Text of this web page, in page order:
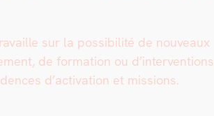
sur la pos­si­bil­ité de nou­veaux
de for­ma­tion ou d’interventions
d’ac­ti­va­tion et mis­sions.